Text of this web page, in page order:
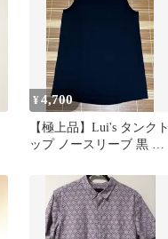
¥4,700
【極上品】Lui's タンクト
ップ ノースリーブ 黒 フ